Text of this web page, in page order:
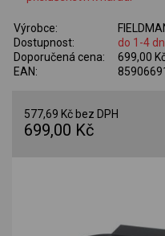
Výrobce:
Dostupnost:
do 1-4
Doporučená cena:
699,00
EAN:
577,69 Kč bez DPH
699,00 Kč